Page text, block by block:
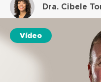
Dra. Cibele
Vídeo